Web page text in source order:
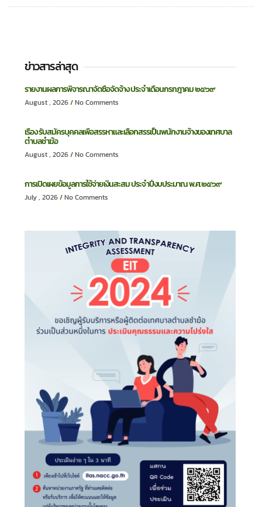
ข่าวสารล่าสุด
รายงานผลการพิจารณาจัดซื้อจัดจ้าง ประจำเดือนกรกฎาคม ๒๕๖๙
August , 2026 No Comments
เรื่อง รับสมัครบุคคลเพื่อสรรหาและเลือกสรรเป็นพนักงานจ้างของเทศบาล
ตำบลชำฆ้อ
August , 2026 No Comments
การเปิดเผยข้อมูลการใช้จ่ายเงินสะสม ประจำปีงบประมาณ พ.ศ.๒๕๖๙
July , 2026 No Comments